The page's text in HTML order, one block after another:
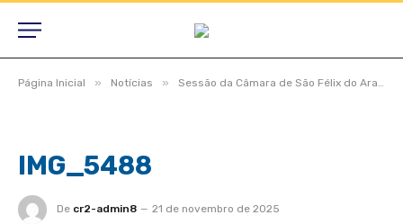
Página Inicial » Notícias » Sessão da Câmara de São Félix do Araguaia é presidida pela vereadora Cida Brandão e aprova prorrogação do Plano Municipal de Educação
IMG_5488
De cr2-admin8 21 de novembro de 2025